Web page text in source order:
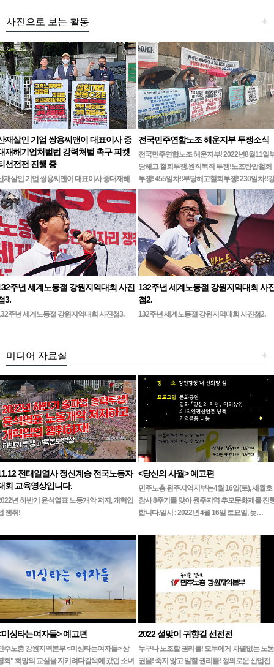
+
사진으로 보는 활동
재살인 기업 쌍용씨앤이 대표이사 중
재해기업처벌법 강력처벌 촉구 피켓
선전전 진행 중
재살인 기업 쌍용씨앤이 대표이사 중대재해
업처벌법 강력처벌 촉구민주노총 강원지역본
무기한 피켓시위 14일차고용노동부 강원지
앞 1인시위 진…
전국민주연합노조 해운지부 투쟁소식
전국민주연합노조 해운지부! 2022년8월11일
당해고 철회투쟁.원직복직 투쟁!노조탄압철회
투쟁! 455일차!!부당해고철회투쟁! 230일차!!강
릉ㆍ…
주년 세계노동절 강원지역대회 사진
3.
주년 세계노동절 강원지역대회 사진첩3.
132주년 세계노동절 강원지역대회 사
첩2.
132주년 세계노동절 강원지역대회 사진첩2.
+
미디어 자료실
전태일열사 정신계승 전국노동자
회 교육영상입니다.
년 하반기 윤석열표 노동개악 저지, 개혁입
쟁취!
<당신의 사월> 예고편
민주노총 원주지역지부는4월 16일(토), 세월호
참사 8주기를 맞아 원주지역 추모문화제를 진
합니다.일시 : 2022년 4월 16일 토요일, 늦…
미싱타는여자들> 예고편
주노총 강원지역본부 <미싱타는여자들> 상
회" 희망의 교실을 지키려다감옥에 갔던 소녀
2022 설맞이 귀향길 선전전
누구나 노조할 권리를! 모두에게 차별없는 노동
권을! 죽지 않고 일할 권리를! 정의로운 산업전